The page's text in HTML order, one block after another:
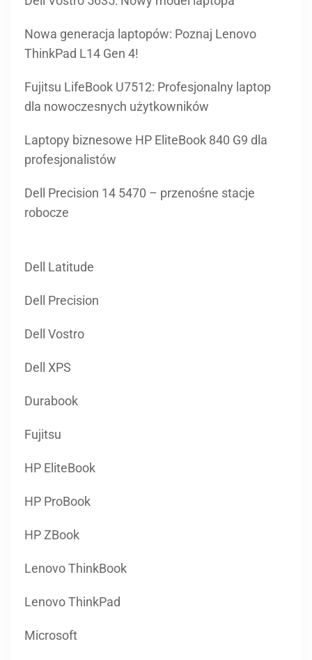
Nowa generacja laptopów: Poznaj Lenovo
ThinkPad L14 Gen 4!
Fujitsu LifeBook U7512: Profesjonalny laptop
dla nowoczesnych użytkowników
Laptopy biznesowe HP EliteBook 840 G9 dla
profesjonalistów
Dell Precision 14 5470 – przenośne stacje
robocze
Dell Latitude
Dell Precision
Dell Vostro
Dell XPS
Durabook
Fujitsu
HP EliteBook
HP ProBook
HP ZBook
Lenovo ThinkBook
Lenovo ThinkPad
Microsoft